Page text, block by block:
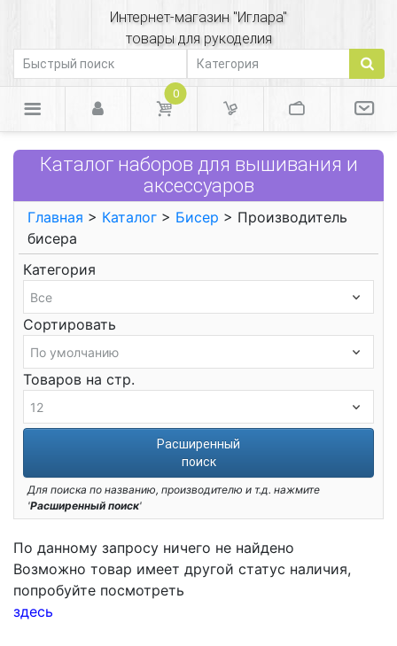
Интернет-магазин "Иглара"
товары для рукоделия
0
Каталог наборов для вышивания и
аксессуаров
Главная > Каталог > Бисер > Производитель
бисера
Категория
Сортировать
Товаров на стр.
Расширенный
поиск
Для поиска по названию, производителю и т.д. нажмите
'Расширенный поиск'
По данному запросу ничего не найдено
Возможно товар имеет другой статус наличия,
попробуйте посмотреть
здесь